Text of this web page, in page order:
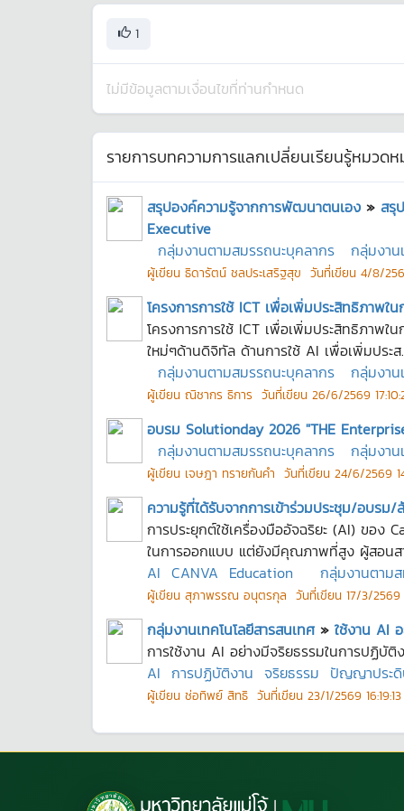
1
ไม่มีข้อมูลตามเงื่อนไขที่ท่านกำหนด
รายการบทความการแลกเปลี่ยนเรียนรู้หมวด
สรุปองค์ความรู้จากการพัฒนาตนเอง » สรุ
Executive
กลุ่มงานตามสมรรถนะบุคลากร
กลุ่มงาน
ผู้เขียน ธิดารัตน์ ชลประเสริฐสุข วันที่เขียน 4/8/
โครงการการใช้ ICT เพื่อเพิ่มประสิทธิภาพใ
โครงการการใช้ ICT เพื่อเพิ่มประสิทธิภาพ
ใหม่ๆด้านดิจิทัล ด้านการใช้ AI เพื่อเพิ่มประส
กลุ่มงานตามสมรรถนะบุคลากร
กลุ่มงาน
ผู้เขียน ณิชากร ธิการ วันที่เขียน 26/6/2569
อบรม Solutionday 2026 "THE
กลุ่มงานตามสมรรถนะบุคลากร
กลุ่มงาน
ผู้เขียน เจษฎา ทรายกันคำ วันที่เขียน 24/6/2569
ความรู้ที่ได้รับจากการเข้าร่วมประชุม/อบรม/
การประยุกต์ใช้เครื่องมืออัจฉริยะ (AI) ของ
ในการออกแบบ แต่ยังมีคุณภาพที่สูง ผู้สอนส
AI CANVA Education กลุ่มงานตาม
ผู้เขียน สุภาพรรณ อนุตรกุล วันที่เขียน 17/3/2569
กลุ่มงานเทคโนโลยีสารสนเทศ » ใช้งาน AI
การใช้งาน AI อย่างมีจริยธรรมในการปฏิบัติ
AI การปฏิบัติงาน จริยธรรม ปัญญาประ
ผู้เขียน ช่อทิพย์ สิทธิ วันที่เขียน 23/1/2569 16:19:13